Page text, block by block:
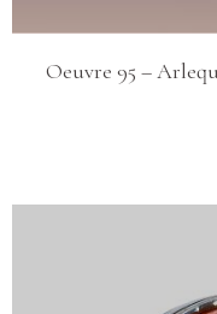
Oeuvre 95 –